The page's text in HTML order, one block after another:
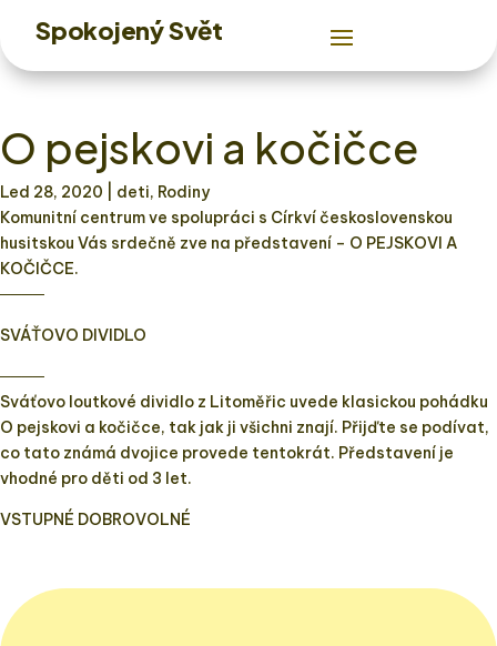
Spokojený Svět
O pejskovi a kočičce
Led 28, 2020 | deti, Rodiny
Komunitní centrum ve spolupráci s Církví československou
husitskou Vás srdečně zve na představení – O PEJSKOVI A
KOČIČCE.
────
SVÁŤOVO DIVIDLO
────
Sváťovo loutkové dividlo z Litoměřic uvede klasickou pohádku
O pejskovi a kočičce, tak jak ji všichni znají. Přijďte se podívat,
co tato známá dvojice provede tentokrát. Představení je
vhodné pro děti od 3 let.
VSTUPNÉ DOBROVOLNÉ